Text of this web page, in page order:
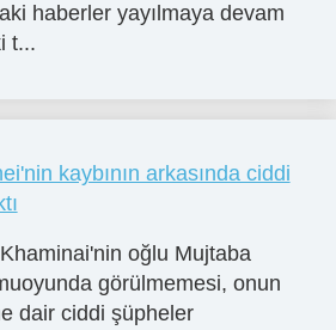
haberler yayılmaya devam
t...
kaybının arkasında ciddi
oğlu Mujtaba
görülmemesi, onun
dair ciddi şüpheler